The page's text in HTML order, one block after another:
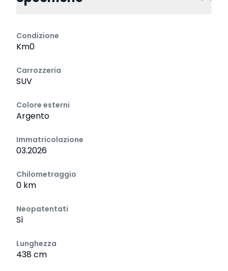
Condizione
Km0
Carrozzeria
SUV
Colore esterni
Argento
Immatricolazione
03.2026
Chilometraggio
0 km
Neopatentati
Sì
Lunghezza
438 cm